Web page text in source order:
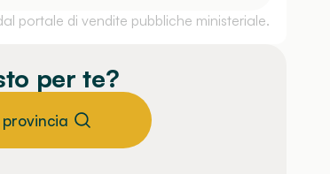
portale di vendite pubbliche ministeriale.
per te?